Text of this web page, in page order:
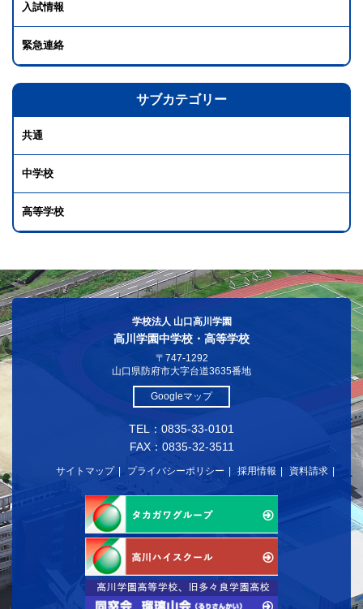
入試情報
緊急連絡
サブカテゴリー
共通
中学校
高等学校
学校法人 山口高川学園
高川学園中学校・高等学校
〒747-1292
山口県防府市大字台道3635番地
Googleマップ
TEL：0835-33-0101
FAX：0835-32-3511
サイトマップ プライバシーポリシー 採用情報 資料請求